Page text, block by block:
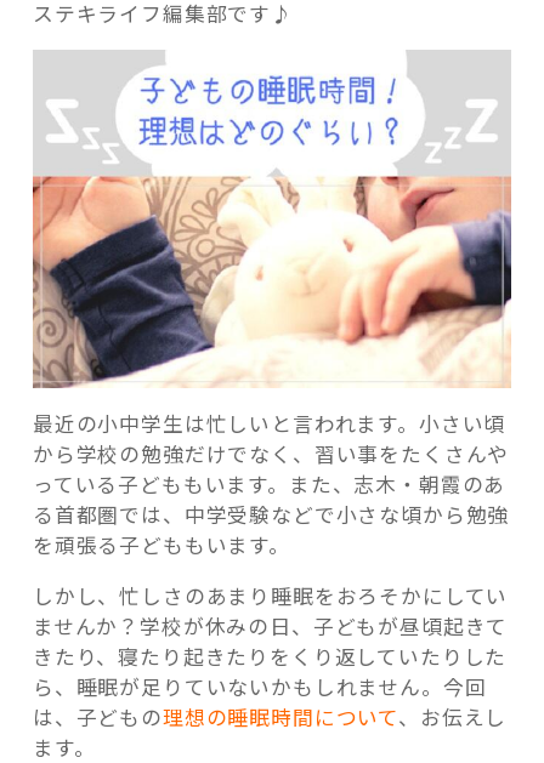
記事検索
ステキライフ編集部です♪
最近の小中学生は忙しいと言われます。小さい頃
から学校の勉強だけでなく、習い事をたくさんや
っている子どももいます。また、志木・朝霞のあ
る首都圏では、中学受験などで小さな頃から勉強
を頑張る子どももいます。
しかし、忙しさのあまり睡眠をおろそかにしてい
ませんか？学校が休みの日、子どもが昼頃起きて
きたり、寝たり起きたりをくり返していたりした
ら、睡眠が足りていないかもしれません。今回
は、子どもの理想の睡眠時間について、お伝えし
ます。